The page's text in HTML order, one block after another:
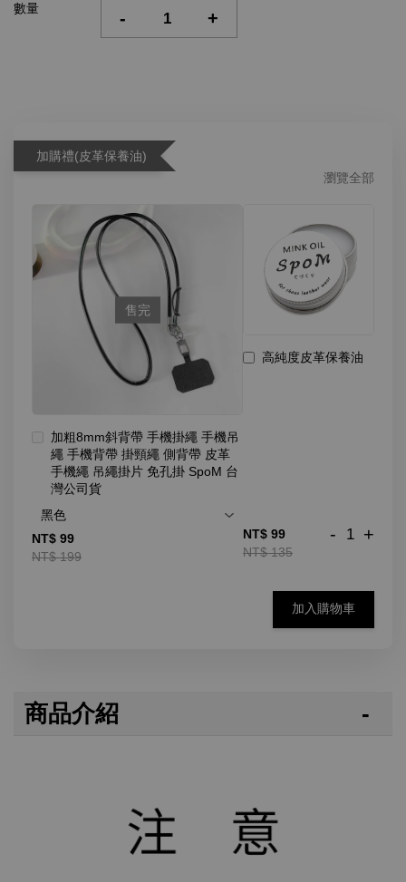
數量 - +
加購禮(皮革保養油)
瀏覽全部
售完
加粗8mm斜背帶 手機掛繩 手機吊
繩 手機背帶 掛頸繩 側背帶 皮革
手機繩 吊繩掛片 免孔掛 SpoM 台
灣公司貨
NT$ 99
NT$ 199
高純度皮革保養油
NT$ 99
NT$ 135
- +
加入購物車
商品介紹